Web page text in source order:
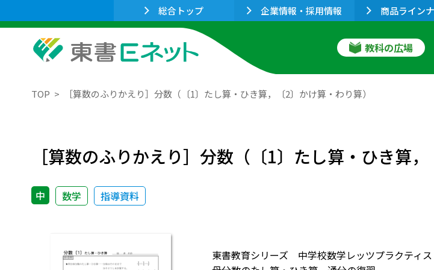
総合トップ 企業情報・採用情報 商品ライン
教科の広場
TOP ［算数のふりかえり］分数（〔1〕たし算・ひき算，〔2〕かけ算・わり算）
［算数のふりかえり］分数（〔1〕たし算・ひき算，
中 数学 指導資料
東書教育シリーズ 中学校数学レッツプラクティ